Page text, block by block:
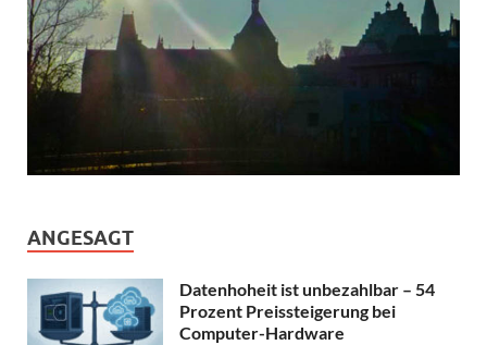
ANGESAGT
Datenhoheit ist unbezahlbar – 54
Prozent Preissteigerung bei
Computer-Hardware